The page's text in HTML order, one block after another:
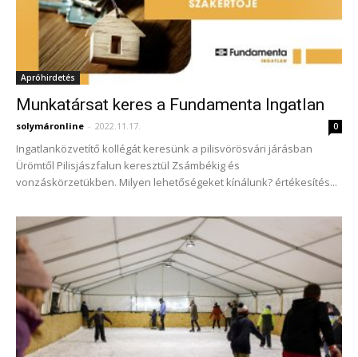
Apróhirdetés
Munkatársat keres a Fundamenta Ingatlan
solymáronline - 2022.11.17. 0
Ingatlanközvetítő kollégát keresünk a pilisvörösvári járásban
Ürömtől Pilisjászfalun keresztül Zsámbékig és
vonzáskörzetükben. Milyen lehetőségeket kínálunk? értékesítés...